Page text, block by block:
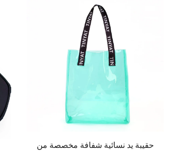
حقيبة يد نسائية شفافة مخصصة من